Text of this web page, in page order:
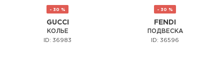
- 30 %
GUCCI
КОЛЬЕ
ID: 36983
- 30 %
FENDI
ПОДВЕСКА
ID: 36596